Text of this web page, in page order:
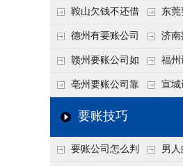
难题
证人能不能找？担保
人的连带责任怎么追
敢透漏
什么？
鞍山欠钱不还借
口太多？2026年这3
句反问话术，直接把
他后路堵死
东
何有效
26年合
结！
德州有要账公司
吗？如何合法讨债才
不沾风险？
济南
还？
赣州要账公司如
何有效讨债？合法追
债四步秘籍
福州
么？
亳州要账公司靠
谱吗？合法讨债四步
宣城
回！
要账技巧
要账公司怎么判 男